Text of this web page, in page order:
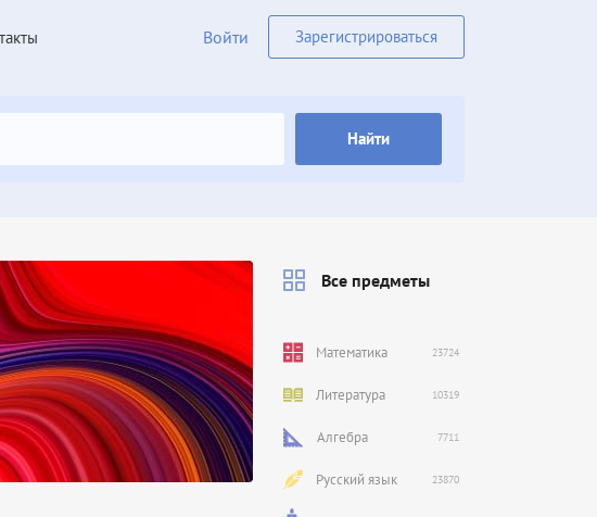
Войти Зарегистрироваться
Найти
Все предметы
Математика 23724
Литература 10319
Алгебра 7711
Русский язык 23870